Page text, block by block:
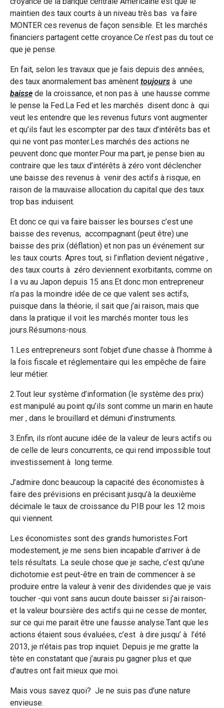
maintien des taux courts à un niveau très bas va faire
MONTER ces revenus de façon sensible. Et les marchés
financiers partagent cette croyance.Ce n’est pas du tout ce
que je pense.
En fait, selon les travaux que je fais depuis des années,
des taux anormalement bas amènent toujours à une
baisse de la croissance, et non pas à une hausse comme
le pense la Fed.La Fed et les marchés disent donc à qui
veut les entendre que les revenus futurs vont augmenter
et qu’ils faut les escompter par des taux d’intérêts bas et
qui ne vont pas monter.Les marchés des actions ne
peuvent donc que monter.Pour ma part, je pense bien au
contraire que les taux d’intérêts à zéro vont déclencher
une baisse des revenus à venir des actifs à risque, en
raison de la mauvaise allocation du capital que des taux
trop bas induisent.
Et donc ce qui va faire baisser les bourses c’est une
baisse des revenus, accompagnant (peut être) une
baisse des prix (déflation) et non pas un événement sur
les taux courts. Apres tout, si l’inflation devient négative ,
des taux courts à zéro deviennent exorbitants, comme on
l a vu au Japon depuis 15 ans.Et donc mon entrepreneur
n’a pas la moindre idée de ce que valent ses actifs,
puisque dans la théorie, il sait que j’ai raison, mais que
dans la pratique il voit les marchés monter tous les
jours.Résumons-nous.
1.Les entrepreneurs sont l’objet d’une chasse à l’homme à
la fois fiscale et réglementaire qui les empêche de faire
leur métier.
2.Tout leur système d’information (le système des prix)
est manipulé au point qu’ils sont comme un marin en haute
mer , dans le brouillard et démuni d’instruments.
3.Enfin, ils n’ont aucune idée de la valeur de leurs actifs ou
de celle de leurs concurrents, ce qui rend impossible tout
investissement à long terme.
J’admire donc beaucoup la capacité des économistes à
faire des prévisions en précisant jusqu’à la deuxième
décimale le taux de croissance du PIB pour les 12 mois
qui viennent.
Les économistes sont des grands humoristes.Fort
modestement, je me sens bien incapable d’arriver à de
tels résultats. La seule chose que je sache, c’est qu’une
dichotomie est peut-être en train de commencer à se
produire entre la valeur à venir des dividendes que je vais
toucher -qui vont sans aucun doute baisser si j’ai raison-
et la valeur boursière des actifs qui ne cesse de monter,
sur ce qui me parait être une fausse analyse.Tant que les
actions étaient sous évaluées, c’est à dire jusqu’ à l’été
2013, je n’étais pas trop inquiet. Depuis je me gratte la
tète en constatant que j’aurais pu gagner plus et que
d’autres ont fait mieux que moi.
Mais vous savez quoi? Je ne suis pas d’une nature
envieuse.